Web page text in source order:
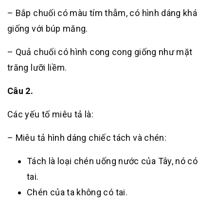
– Bắp chuối có màu tím thẫm, có hình dáng khá
giống với búp măng.
– Quả chuối có hình cong cong giống như mặt
trăng lưỡi liềm.
Câu 2.
Các yếu tố miêu tả là:
– Miêu tả hình dáng chiếc tách và chén:
Tách là loại chén uống nước của Tây, nó có
tai.
Chén của ta không có tai.